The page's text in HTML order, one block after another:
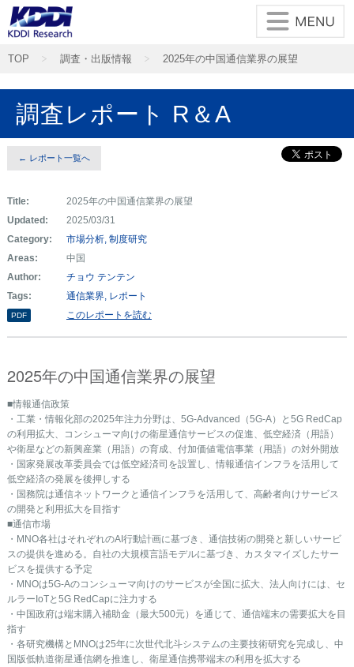
TOP 調査・出版情報 2025年の中国通信業界の展望
調査レポート R＆A
← レポート一覧へ
Title:
2025年の中国通信業界の展望
Updated:
2025/03/31
Category:
市場分析 制度研究
Areas:
中国
Author:
チョウ テンテン
Tags:
通信業界 レポート
PDF このレポートを読む
2025年の中国通信業界の展望
■情報通信政策
・工業・情報化部の2025年注力分野は、5G-Advanced（5G-A）と5G RedCap
の利用拡大、コンシューマ向けの衛星通信サービスの促進、低空経済（用語）
や衛星などの新興産業（用語）の育成、付加価値電信事業（用語）の対外開放
・国家発展改革委員会では低空経済司を設置し、情報通信インフラを活用して
低空経済の発展を後押しする
・国務院は通信ネットワークと通信インフラを活用して、高齢者向けサービス
の開発と利用拡大を目指す
■通信市場
・MNO各社はそれぞれのAI行動計画に基づき、通信技術の開発と新しいサービ
スの提供を進める。自社の大規模言語モデルに基づき、 カスタマイズしたサー
ビスを提供する予定
・MNOは5G-Aのコンシューマ向けのサービスが全国に拡大、法人向けには、セ
ルラーIoTと5G RedCapに注力する
・中国政府は端末購入補助金（最大500元）を通じて、通信端末の需要拡大を目
指す
・各研究機構とMNOは25年に次世代北斗システムの主要技術研究を完成し、中
国版低軌道衛星通信網を推進し、衛星通信携帯端末の利用を拡大する